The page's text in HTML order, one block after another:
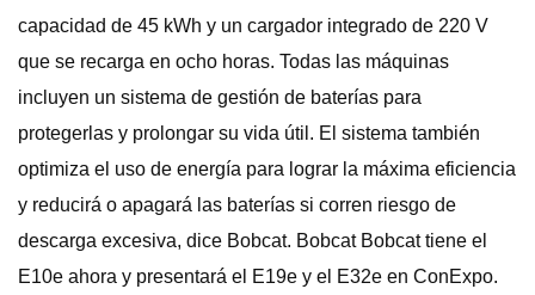
capacidad de 45 kWh y un cargador integrado de 220 V
que se recarga en ocho horas. Todas las máquinas
incluyen un sistema de gestión de baterías para
protegerlas y prolongar su vida útil. El sistema también
optimiza el uso de energía para lograr la máxima eficiencia
y reducirá o apagará las baterías si corren riesgo de
descarga excesiva, dice Bobcat. Bobcat Bobcat tiene el
E10e ahora y presentará el E19e y el E32e en ConExpo.